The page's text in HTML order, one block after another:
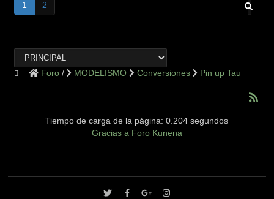
1 2
Foro MODELISMO Conversiones Pin up Tau
Tiempo de carga de la página: 0.204 segundos
Gracias a Foro Kunena